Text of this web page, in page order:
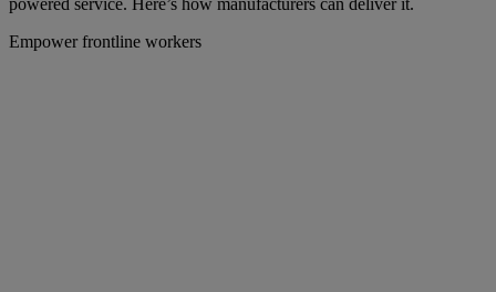
powered service. Here’s how manufacturers can deliver it.
Empower frontline workers